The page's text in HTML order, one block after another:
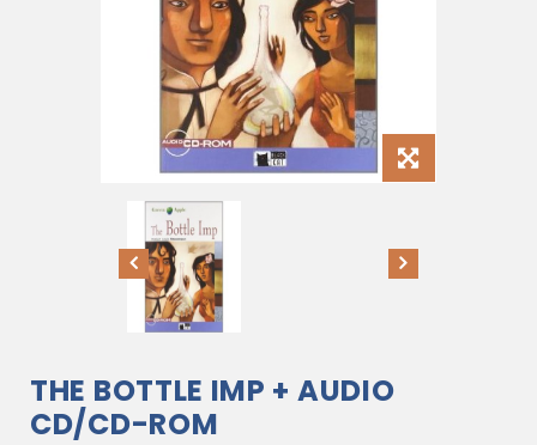
THE BOTTLE IMP + AUDIO
CD/CD-ROM